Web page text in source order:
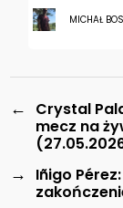
MICHAŁ
←
Crystal
mecz na
→
Iñigo